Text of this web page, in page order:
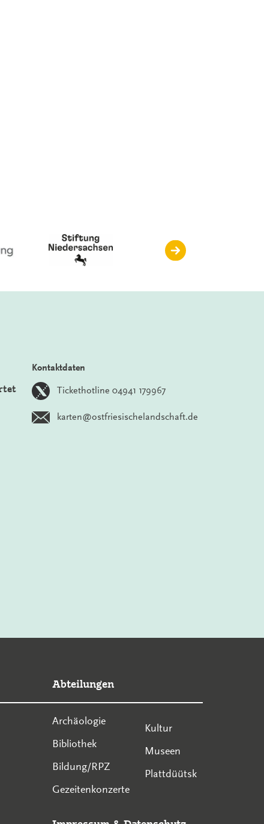
Kontaktdaten
Tickethotline 04941 179967
karten@ostfriesischelandschaft.de
Abteilungen
Archäologie
Bibliothek
Bildung/RPZ
Gezeitenkonzerte
Kultur
Museen
Plattdüütsk